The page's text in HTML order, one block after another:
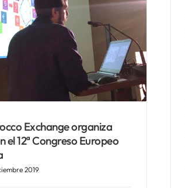
Exchange organiza
el 12ª Congreso Europeo
2019